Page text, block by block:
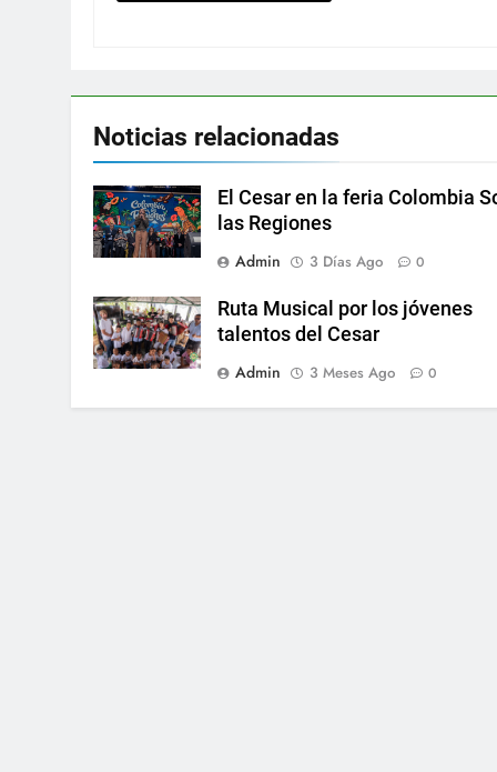
Noticias relacionadas
El Cesar en la feria Colombia
las Regiones
Admin
3 Días Ago 0
Ruta Musical por los jóvenes
talentos del Cesar
Admin
3 Meses Ago 0